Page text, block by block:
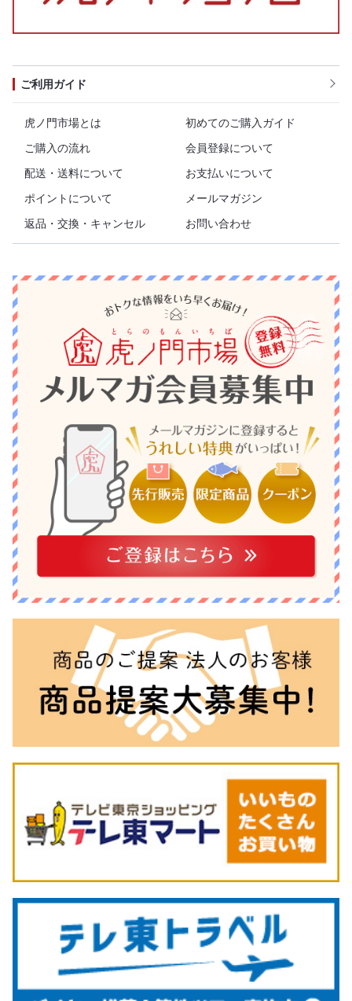
ご利用ガイド
虎ノ門市場とは
初めてのご購入ガイド
ご購入の流れ
会員登録について
配送・送料について
お支払いについて
ポイントについて
メールマガジン
返品・交換・キャンセル
お問い合わせ